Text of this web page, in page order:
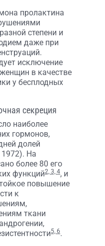
пролактина
степени и
даже при
исключение
в качестве
у бесплодных
секреция
наиболее
гормонов,
долей
1972). На
более 80 его
функций2, 3, 4, и
повышение
к
ткани
5, 6.